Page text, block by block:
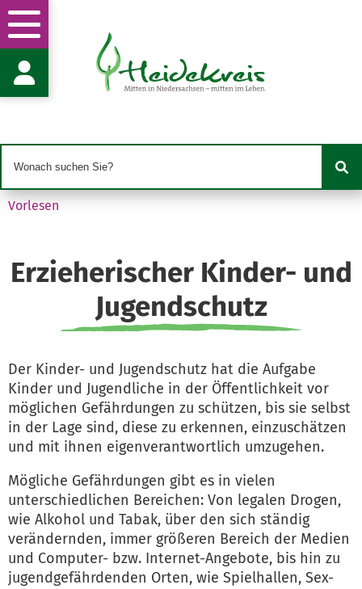
Jugendpflege
Fachgruppenleitung Herr J. Mehmke
j.mehmke@heidekreis.de
05162 9898-20
Vorlesen
Erzieherischer Kinder- und
Jugendschutz
Der Kinder- und Jugendschutz hat die Aufgabe
Kinder und Jugendliche in der Öffentlichkeit vor
möglichen Gefährdungen zu schützen, bis sie selbst
in der Lage sind, diese zu erkennen, einzuschätzen
und mit ihnen eigenverantwortlich umzugehen.
Mögliche Gefährdungen gibt es in vielen
unterschiedlichen Bereichen: Von legalen Drogen,
wie Alkohol und Tabak, über den sich ständig
verändernden, immer größeren Bereich der Medien
und Computer- bzw. Internet-Angebote, bis hin zu
jugendgefährdenden Orten, wie Spielhallen, Sex-